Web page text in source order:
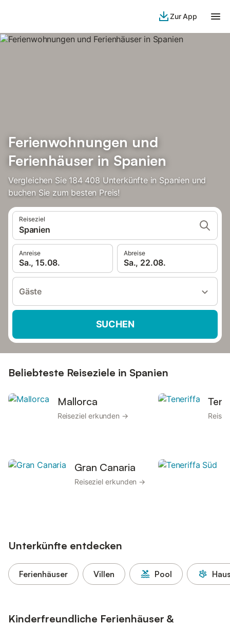
Zur App
Ferienwohnungen und
Ferienhäuser in Spanien
Vergleichen Sie 184 408 Unterkünfte in Spanien und
buchen Sie zum besten Preis!
Reiseziel
Spanien
Anreise
Sa., 15.08.
Abreise
Sa., 22.08.
Gäste
SUCHEN
Beliebteste Reiseziele in Spanien
Mallorca
Reiseziel erkunden →
Gran Canaria
Reiseziel erkunden →
Unterkünfte entdecken
Ferienhäuser Villen Pool
Kinderfreundliche Ferienhäuser &